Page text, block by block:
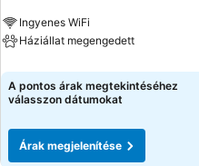
Ingyenes WiFi
Háziállat megengedett
A pontos árak megtekintéséhez
válasszon dátumokat
Árak megjelenítése